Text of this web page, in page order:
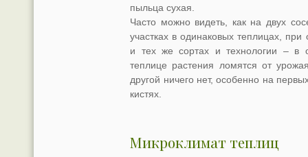
пыльца сухая.
Часто можно видеть, как на двух
участках в одинаковых теплицах, при
и тех же сортах и технологии – в
теплице растения ломятся от
другой ничего нет, особенно на
кистях.
Микроклимат теплиц